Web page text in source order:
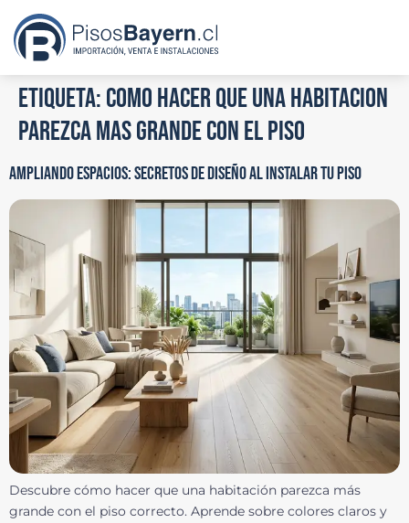
Etiqueta:como hacer que una habitacion
parezca mas grande con el piso
AMPLIANDO ESPACIOS: SECRETOS DE DISEÑO AL INSTALAR TU PISO
Descubre cómo hacer que una habitación parezca más
grande con el piso correcto. Aprende sobre colores claros y